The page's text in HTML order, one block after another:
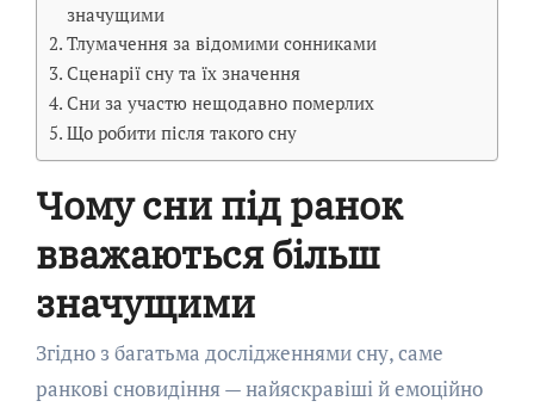
значущими
Тлумачення за відомими сонниками
Сценарії сну та їх значення
Сни за участю нещодавно померлих
Що робити після такого сну
Чому сни під ранок
вважаються більш
значущими
Згідно з багатьма дослідженнями сну, саме
ранкові сновидіння — найяскравіші й емоційно